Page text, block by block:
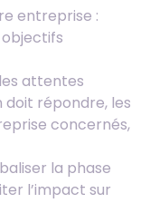
entreprise :
attentes
doit répondre, les
concernés,
la phase
l’impact sur